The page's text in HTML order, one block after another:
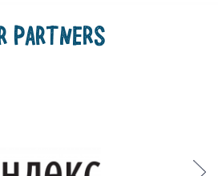
PARTNERS
Next